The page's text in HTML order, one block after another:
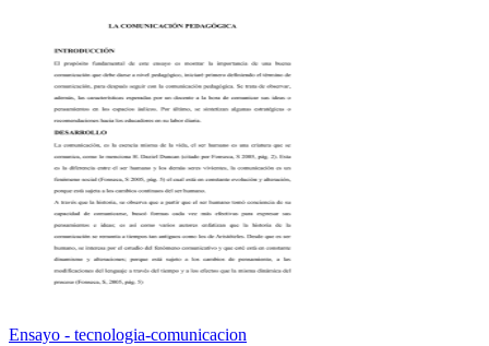
Ensayo - tecnologia-comunicacion